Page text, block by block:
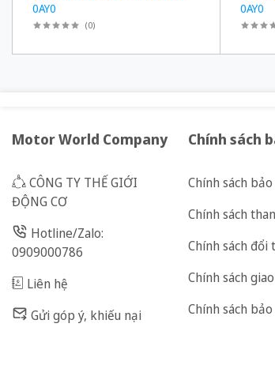
0AY0
(0)
0AY0
Motor World Company
CÔNG TY THẾ GIỚI
ĐỘNG CƠ
Hotline/Zalo:
0909000786
Liên hệ
Gửi góp ý, khiếu nại
Chính sách
Chính sách
Chính sách
Chính sách đổi
Chính sách
Chính sách